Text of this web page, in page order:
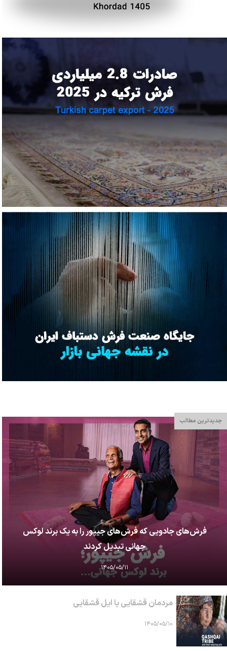
جدیدترین مطالب
فرش‌های جادویی که فرش‌های جیپور را به یک برند لوکس
جهانی تبدیل کردند
۱۴۰۵/۰۵/۱۱
مردمان قشقایی یا ایل قشقایی
۱۴۰۵/۰۵/۱۰